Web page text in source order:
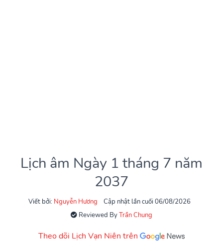
Lịch âm Ngày 1 tháng 7 năm
2037
Viết bởi: Nguyễn Hương
Cập nhật lần cuối 06/08/2026
Reviewed ByTrần Chung
Theo dõi Lịch Vạn Niên trên